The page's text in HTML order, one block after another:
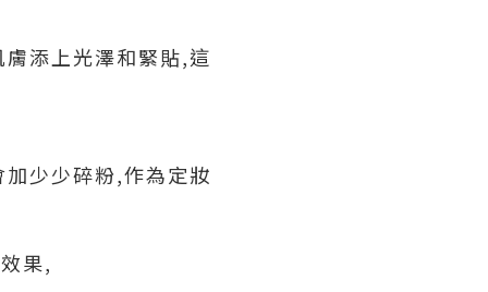
添上光澤和緊貼,這
少少碎粉,作為定妝
果,